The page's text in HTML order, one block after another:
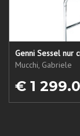
Genni Sessel nur
Mucchi, Gabriele
€ 1